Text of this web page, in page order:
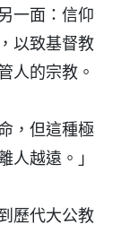
一面：信仰
以致基督教
人的宗教。
，但這種極
人越遠。」
歷代大公教